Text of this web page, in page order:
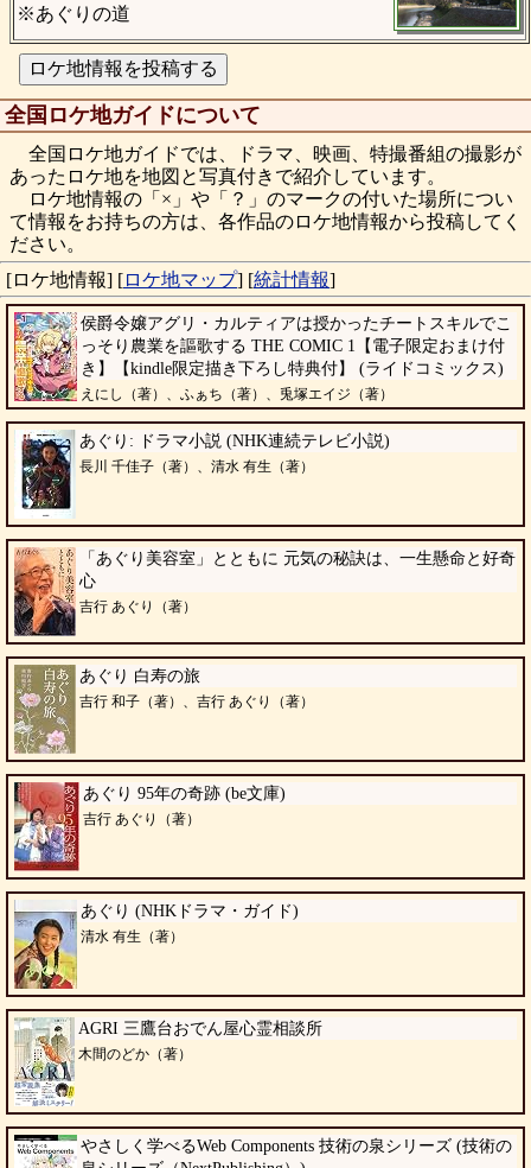
※あぐりの道
全国ロケ地ガイドについて
全国ロケ地ガイドでは、ドラマ、映画、特撮番組の撮影が
あったロケ地を地図と写真付きで紹介しています。
ロケ地情報の「×」や「？」のマークの付いた場所につい
て情報をお持ちの方は、各作品のロケ地情報から投稿してく
ださい。
[ロケ地情報] [ロケ地マップ] [統計情報]
侯爵令嬢アグリ・カルティアは授かったチートスキルでこ
っそり農業を謳歌する THE COMIC 1【電子限定おまけ付
き】【kindle限定描き下ろし特典付】 (ライドコミックス)
えにし（著）、ふぁち（著）、兎塚エイジ（著）
あぐり: ドラマ小説 (NHK連続テレビ小説)
長川 千佳子（著）、清水 有生（著）
「あぐり美容室」とともに 元気の秘訣は、一生懸命と好奇
心
吉行 あぐり（著）
あぐり 白寿の旅
吉行 和子（著）、吉行 あぐり（著）
あぐり 95年の奇跡 (be文庫)
吉行 あぐり（著）
あぐり (NHKドラマ・ガイド)
清水 有生（著）
AGRI 三鷹台おでん屋心霊相談所
木間のどか（著）
やさしく学べるWeb Components 技術の泉シリーズ (技術の